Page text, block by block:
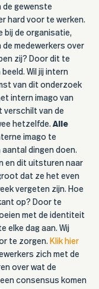
de gewenste
hard voor te werken.
bij de organisatie,
de medewerkers over
zij? Door dit te
Wil jij intern
van dit onderzoek
intern imago van
verschilt van de
hetzelfde. Alle
imago te
dingen doen.
en dit uitsturen naar
dat ze het even
vergeten zijn. Hoe
op? Door te
met de identiteit
elke dag aan. Wij
te zorgen. Klik hier
zich met de
over wat de
consensus komen